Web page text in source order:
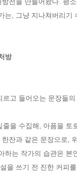
전을 만들어왔다. 평
는, 그냥 지나쳐버리
방
고 들어오는 문장들
을 수집해, 아픔을
잔과 같은 문장으로,
하는 작가의 습관은
을 쓰기 전 진한 커피